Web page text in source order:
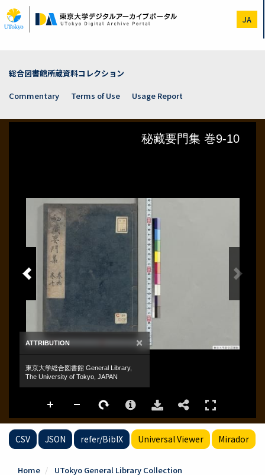
to
main
JA
総合図書館所蔵資料コレクション
Commentary
Terms of Use Usage Report
CSV JSON refer/BibIX Universal Viewer Mirador
Home UTokyo General Library Collection